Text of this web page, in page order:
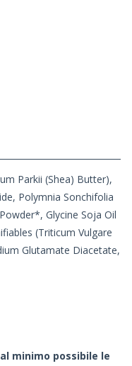
Parkii (Shea) Butter),
Polymnia Sonchifolia
Glycine Soja Oil
(Triticum Vulgare
Glutamate Diacetate,
minimo possibile le